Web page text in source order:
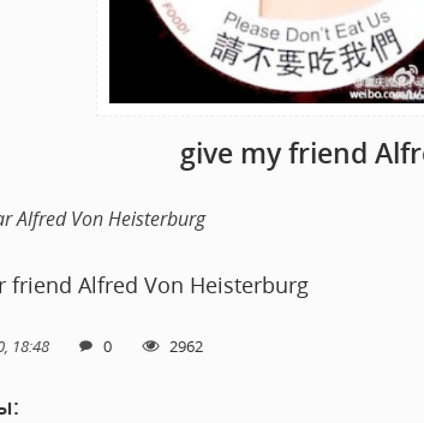
give my friend
Alfred Von Heisterburg
friend Alfred Von Heisterburg
18:48 0 2962